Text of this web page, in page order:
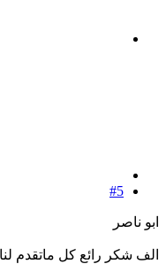
#5
ابو ناصر
الف شكر رائع كل ماتقدم